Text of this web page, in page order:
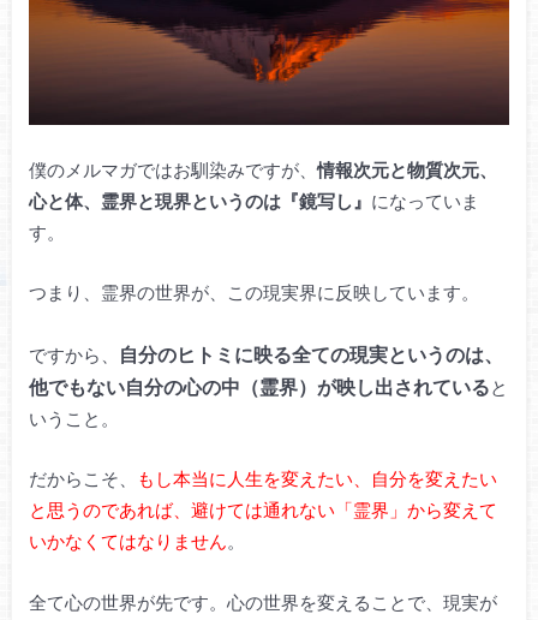
僕のメルマガではお馴染みですが、情報次元と物質次元、
心と体、霊界と現界というのは『鏡写し』 になっていま
す。
つまり、霊界の世界が、この現実界に反映しています。
ですから、
自分のヒトミに映る全ての現実というのは、
他でもない自分の心の中（霊界）が映し出されていると
いうこと。
だからこそ、
もし本当に人生を変えたい、自分を変えたい
と思うのであれば、避けては通れない「霊界」から変えて
いかなくてはなりません。
全て心の世界が先です。心の世界を変えることで、現実が